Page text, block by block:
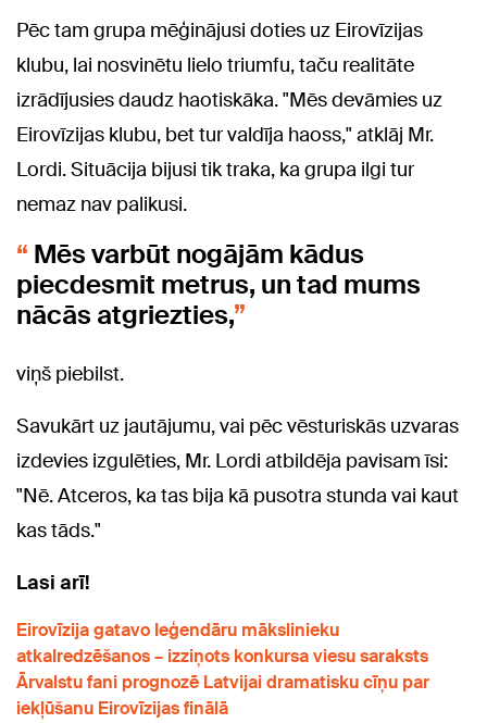
Pēc tam grupa mēģinājusi doties uz Eirovīzijas
klubu, lai nosvinētu lielo triumfu, taču realitāte
izrādījusies daudz haotiskāka. "Mēs devāmies uz
Eirovīzijas klubu, bet tur valdīja haoss," atklāj Mr.
Lordi. Situācija bijusi tik traka, ka grupa ilgi tur
nemaz nav palikusi.
Mēs varbūt nogājām kādus
piecdesmit metrus, un tad mums
nācās atgriezties,
viņš piebilst.
Savukārt uz jautājumu, vai pēc vēsturiskās uzvaras
izdevies izgulēties, Mr. Lordi atbildēja pavisam īsi:
"Nē. Atceros, ka tas bija kā pusotra stunda vai kaut
kas tāds."
Lasi arī!
Eirovīzija gatavo leģendāru mākslinieku
atkalredzēšanos – izziņots konkursa viesu saraksts
Ārvalstu fani prognozē Latvijai dramatisku cīņu par
iekļūšanu Eirovīzijas finālā